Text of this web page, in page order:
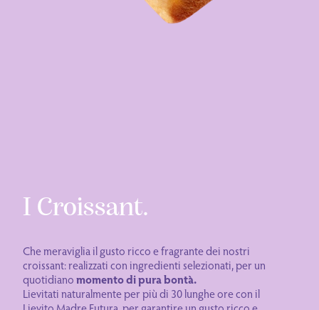
I Croissant.
Che meraviglia il gusto ricco e fragrante dei nostri
croissant: realizzati con ingredienti selezionati, per un
quotidianomomento di pura bontà.
Lievitati naturalmente per più di 30 lunghe ore con il